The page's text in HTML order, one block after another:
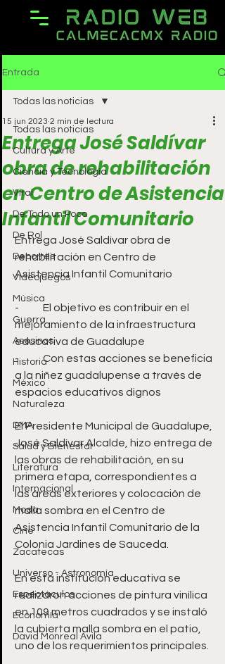
Entrada
Todas las noticias
Cultura y Arte
Ciencia y Tecnología
Viral
De Todo un Poco
De Rol
Deportes
Videojuegos
Música
Guerra
Asesinos
Historia
México
Naturaleza
DMA
Salud y Bienestar
Literatura
Internacional
Moda
Cine
Zacatecas
Universo - Astronomía
Espectáculos
Economía
David Monreal Ávila
Todas las noticias
Entrega José Saldívar
obra de rehabilitación
en Centro de Asistencia
Infantil Comunitario
15 jun 2023 2 min de lectura
Entrega José Saldívar obra de
rehabilitación en Centro de
Asistencia Infantil Comunitario
-	El objetivo es contribuir en el
mejoramiento de la infraestructura
educativa de Guadalupe
-	Con estas acciones se beneficia
a la niñez guadalupense a través de
espacios educativos dignos
El Presidente Municipal de Guadalupe,
José Saldívar Alcalde, hizo entrega de
las obras de rehabilitación, en su
primera etapa, correspondientes a
las áreas exteriores y colocación de
malla sombra en el Centro de
Asistencia Infantil Comunitario de la
Colonia Jardines de Sauceda.
En esta institución educativa se
realizaron acciones de pintura vinílica
en 109 metros cuadrados y se instaló
la cubierta malla sombra en el patio,
uno de los requerimientos principales.